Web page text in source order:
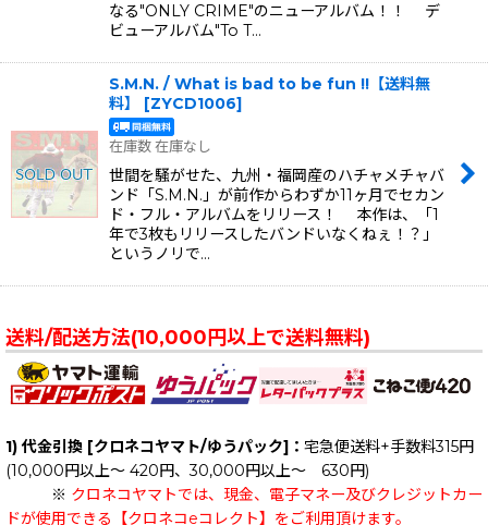
なる"ONLY CRIME"のニューアルバム！！ デ
ビューアルバム"To T…
S.M.N. / What is bad to be fun !!【送料無
料】
[ZYCD1006]
在庫数 在庫なし
世間を騒がせた、九州・福岡産のハチャメチャバ
ンド「S.M.N.」が前作からわずか11ヶ月でセカン
ド・フル・アルバムをリリース！ 本作は、「1
年で3枚もリリースしたバンドいなくねぇ！？」
というノリで…
送料/配送方法(10,000円以上で送料無料)
1) 代金引換 [クロネコヤマト/ゆうパック]： 宅急便送料+手数料315円
(10,000円以上～ 420円、30,000円以上～ 630円)
※ クロネコヤマトでは、現金、電子マネー及びクレジットカー
ドが使用できる【クロネコeコレクト】をご利用頂けます。